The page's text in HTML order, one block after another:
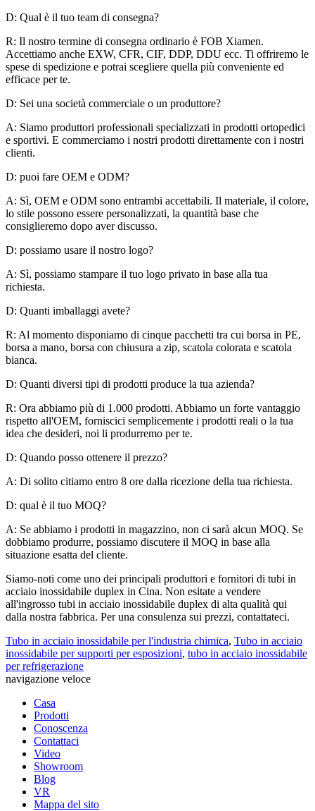
D: Qual è il tuo team di consegna?
R: Il nostro termine di consegna ordinario è FOB Xiamen.
Accettiamo anche EXW, CFR, CIF, DDP, DDU ecc. Ti offriremo le
spese di spedizione e potrai scegliere quella più conveniente ed
efficace per te.
D: Sei una società commerciale o un produttore?
A: Siamo produttori professionali specializzati in prodotti ortopedici
e sportivi. E commerciamo i nostri prodotti direttamente con i nostri
clienti.
D: puoi fare OEM e ODM?
A: Sì, OEM e ODM sono entrambi accettabili. Il materiale, il colore,
lo stile possono essere personalizzati, la quantità base che
consiglieremo dopo aver discusso.
D: possiamo usare il nostro logo?
A: Sì, possiamo stampare il tuo logo privato in base alla tua
richiesta.
D: Quanti imballaggi avete?
R: Al momento disponiamo di cinque pacchetti tra cui borsa in PE,
borsa a mano, borsa con chiusura a zip, scatola colorata e scatola
bianca.
D: Quanti diversi tipi di prodotti produce la tua azienda?
R: Ora abbiamo più di 1.000 prodotti. Abbiamo un forte vantaggio
rispetto all'OEM, forniscici semplicemente i prodotti reali o la tua
idea che desideri, noi li produrremo per te.
D: Quando posso ottenere il prezzo?
A: Di solito citiamo entro 8 ore dalla ricezione della tua richiesta.
D: qual è il tuo MOQ?
A: Se abbiamo i prodotti in magazzino, non ci sarà alcun MOQ. Se
dobbiamo produrre, possiamo discutere il MOQ in base alla
situazione esatta del cliente.
Siamo-noti come uno dei principali produttori e fornitori di tubi in
acciaio inossidabile duplex in Cina. Non esitate a vendere
all'ingrosso tubi in acciaio inossidabile duplex di alta qualità qui
dalla nostra fabbrica. Per una consulenza sui prezzi, contattateci.
Tubo in acciaio inossidabile per l'industria chimica, Tubo in acciaio
inossidabile per supporti per esposizioni, tubo in acciaio inossidabile
per refrigerazione
navigazione veloce
Casa
Prodotti
Conoscenza
Contattaci
Video
Showroom
Blog
VR
Mappa del sito